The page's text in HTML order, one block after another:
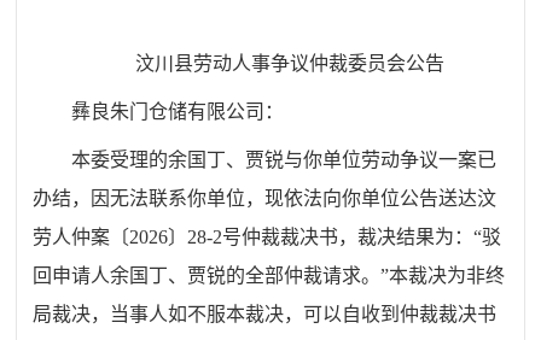
汶川县劳动人事争议仲裁委员会公告
彝良朱门仓储有限公司 ：
本委受理的余国丁、贾锐与你单位劳动争议一案已
办结，因无法联系你单位，现依法向你单位公告送达汶
劳人仲案〔2026〕28-2号仲裁裁决书，裁决结果为：“驳
回申请人余国丁、贾锐的全部仲裁请求。”本裁决为非终
局裁决，当事人如不服本裁决，可以自收到仲裁裁决书